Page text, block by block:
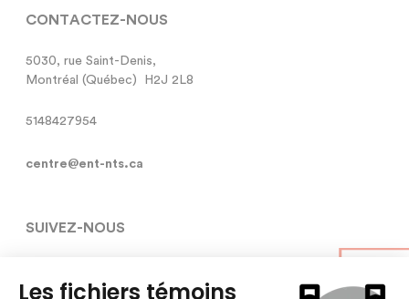
CONTACTEZ-NOUS
5030, rue Saint-Denis,
Montréal (Québec)  H2J 2L8
5148427954
centre@ent-nts.ca
SUIVEZ-NOUS